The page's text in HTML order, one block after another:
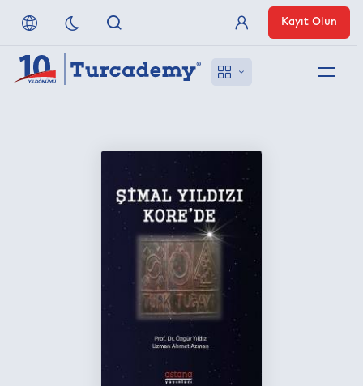
Referanslarımız
Anlaşmalı Yayınevleri
Üye Girişi
Kayıt Olun